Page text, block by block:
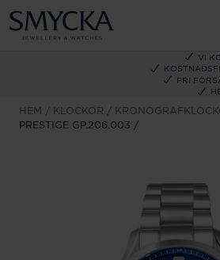
VI
FRI
HEM KLOCKOR
PRESTIGE GP.206.003